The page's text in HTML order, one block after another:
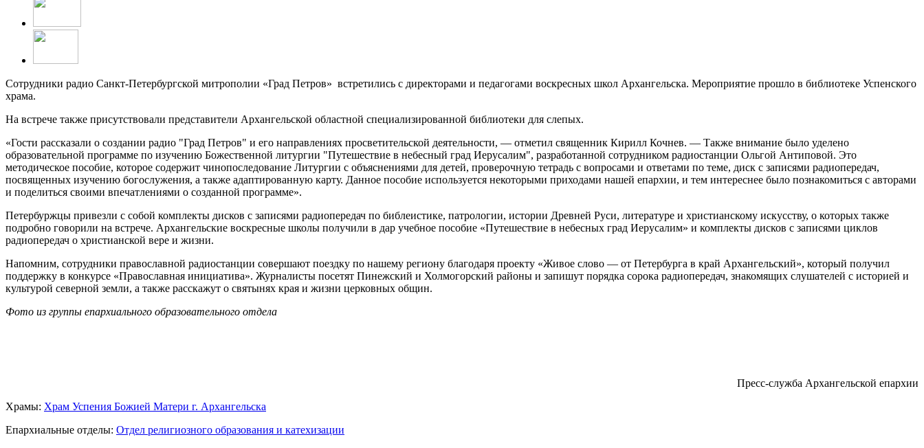
Сотрудники радио Санкт-Петербургской митрополии «Град Петров» встретились с директорами и педагогами воскресных школ Архангельска. Мероприятие прошло в библиотеке Успенского
храма.
На встрече также присутствовали представители Архангельской областной специализированной библиотеки для слепых.
«Гости рассказали о создании радио "Град Петров" и его направлениях просветительской деятельности, — отметил священник Кирилл Кочнев. — Также внимание было уделено
образовательной программе по изучению Божественной литургии "Путешествие в небесный град Иерусалим", разработанной сотрудником радиостанции Ольгой Антиповой. Это
методическое пособие, которое содержит чинопоследование Литургии с объяснениями для детей, проверочную тетрадь с вопросами и ответами по теме, диск с записями радиопередач,
посвященных изучению богослужения, а также адаптированную карту. Данное пособие используется некоторыми приходами нашей епархии, и тем интереснее было познакомиться с авторами
и поделиться своими впечатлениями о созданной программе».
Петербуржцы привезли с собой комплекты дисков с записями радиопередач по библеистике, патрологии, истории Древней Руси, литературе и христианскому искусству, о которых также
подробно говорили на встрече. Архангельские воскресные школы получили в дар учебное пособие «Путешествие в небесных град Иерусалим» и комплекты дисков с записями циклов
радиопередач о христианской вере и жизни.
Напомним, сотрудники православной радиостанции совершают поездку по нашему региону благодаря проекту «Живое слово — от Петербурга в край Архангельский», который получил
поддержку в конкурсе «Православная инициатива». Журналисты посетят Пинежский и Холмогорский районы и запишут порядка сорока радиопередач, знакомящих слушателей с историей и
культурой северной земли, а также расскажут о святынях края и жизни церковных общин.
Фото из группы епархиального образовательного отдела
Пресс-служба Архангельской епархии
Храмы: Храм Успения Божией Матери г. Архангельска
Епархиальные отделы: Отдел религиозного образования и катехизации